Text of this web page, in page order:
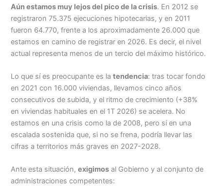
Aún estamos muy lejos del pico de la crisis. En 2012 se
registraron 75.375 ejecuciones hipotecarias, y en 2011
fueron 64.770, frente a los aproximadamente 26.000 que
estamos en camino de registrar en 2026. Es decir, el nivel
actual representa menos de un tercio del máximo histórico.
Lo que sí es preocupante es latendencia: tras tocar fondo
en 2021 con 16.000 viviendas, llevamos cinco años
consecutivos de subida, y el ritmo de crecimiento (+38%
en viviendas habituales en el 1T 2026) se acelera. No
estamos en una crisis como la de 2008, pero sí en una
escalada sostenida que, si no se frena, podría llevar las
cifras a territorios más graves en 2027-2028.
Ante esta situación,exigimos al Gobierno y al conjunto de
administraciones competentes: